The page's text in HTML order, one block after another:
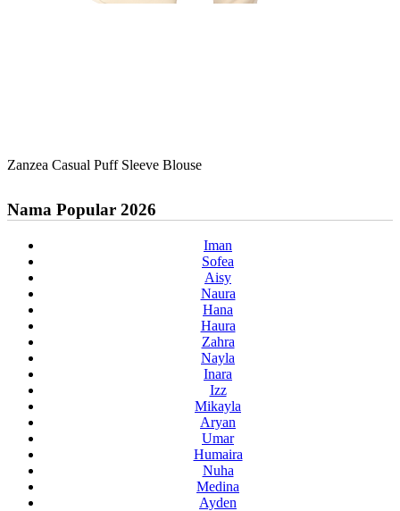
Zanzea Casual Puff Sleeve Blouse
Nama Popular 2026
Iman
Sofea
Aisy
Naura
Hana
Haura
Zahra
Nayla
Inara
Izz
Mikayla
Aryan
Umar
Humaira
Nuha
Medina
Ayden